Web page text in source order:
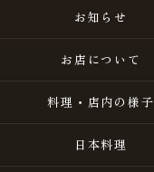
お知らせ
お店について
料理・店内の様子
日本料理